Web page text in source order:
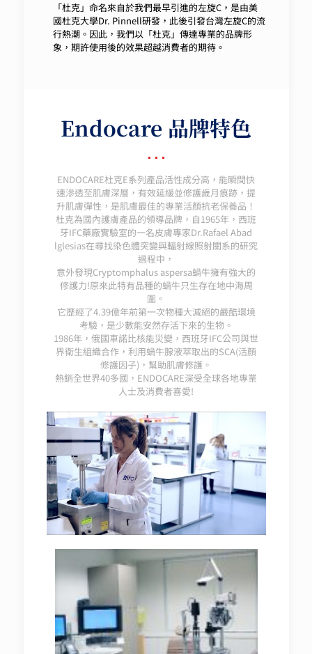
「杜克」命名來自於我們最早引進的左旋C，是由美
國杜克大學Dr. Pinnell研發，此後引發台灣左旋C的流
行熱潮。因此，我們以「杜克」傳達專業的品牌形
象，期許使用後的效果超越消費者的期待。
Endocare 品牌特色
ENDOCARE杜克E系列產品活性成分高，能瞬間快
速滲透至肌膚深層，有效延緩並修護歲月痕跡，提
升肌膚彈性，是肌膚最佳的專業活顏抗老保養品！
杜克為國內護膚產品的領導品牌，自1965年，西班
牙IFC藥廠實驗室的一名皮膚專家Dr.Rafael Abad
lglesias在尋找染色體突變與輻射線照射關系的研究
過程中，
意外發現Cryptomphalus aspersa蝸牛擁有強大的
修護力!原來此特有品種的蝸牛只生存在地中海周
圍。
它歷經了4.39億年前第一次物種大滅絕的嚴酷環境
考驗，是少數能安然存活下來的生物。
1986年，俄國車諾比核能災變，西班牙IFC公司與世
界衛生組織合作，利用蝸牛腺液萃取出的SCA(活顏
修護因子)，幫助肌膚修護。
熱銷全世界40多國，ENDOCARE深受全球各地專業
人士及消費者喜愛!